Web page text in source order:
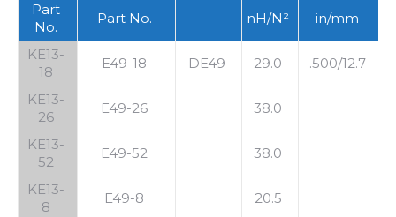
Part
No.
Part No. nH/N² in/mm
KE13-
18
E49-18 DE49 29.0 .500/12.7
KE13-
26
E49-26 38.0
KE13-
52
E49-52 38.0
KE13-
8
E49-8 20.5